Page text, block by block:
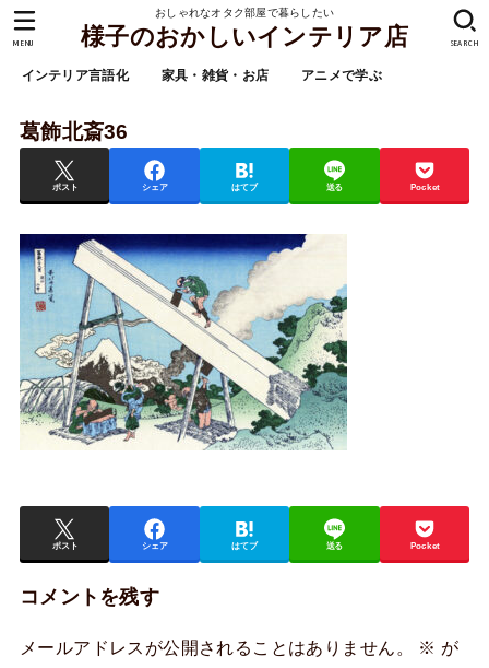
おしゃれなオタク部屋で暮らしたい
様子のおかしいインテリア店
インテリア言語化 家具・雑貨・お店 アニメで学ぶ
SEARCH
MENU
葛飾北斎36
ポスト シェア はてブ 送る Pocket
ポスト シェア はてブ 送る Pocket
コメントを残す
メールアドレスが公開されることはありません。 ※ が